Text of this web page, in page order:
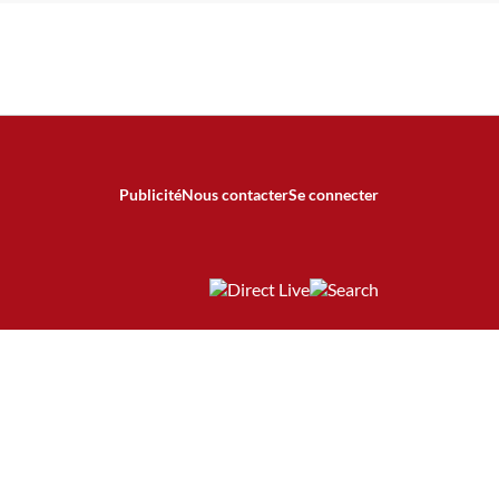
PublicitéNous contacterSe connecter